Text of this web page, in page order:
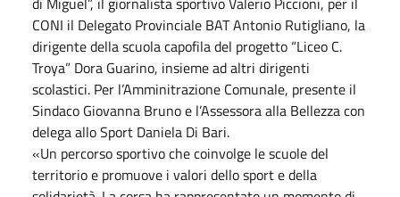
CONI il Delegato Provinciale BAT Antonio Rutigliano, la
dirigente della scuola capofila del progetto “Liceo C.
Troya” Dora Guarino, insieme ad altri dirigenti
scolastici. Per l’Amminitrazione Comunale, presente il
Sindaco Giovanna Bruno e l’Assessora alla Bellezza con
delega allo Sport Daniela Di Bari.
«Un percorso sportivo che coinvolge le scuole del
territorio e promuove i valori dello sport e della